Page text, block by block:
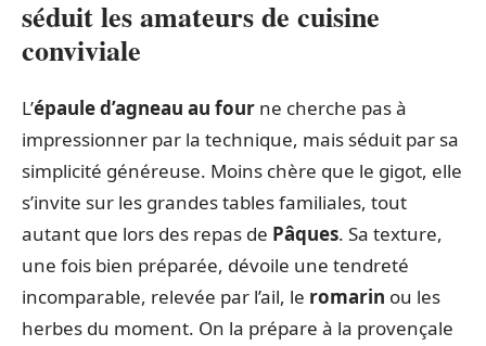
séduit les amateurs de cuisine
conviviale
L’épaule d’agneau au four ne cherche pas à
impressionner par la technique, mais séduit par sa
simplicité généreuse. Moins chère que le gigot, elle
s’invite sur les grandes tables familiales, tout
autant que lors des repas de Pâques. Sa texture,
une fois bien préparée, dévoile une tendreté
incomparable, relevée par l’ail, le romarin ou les
herbes du moment. On la prépare à la provençale